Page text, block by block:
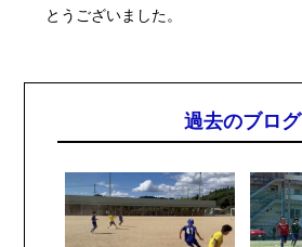
とうございました。
過去のブログ